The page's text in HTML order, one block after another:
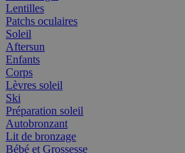
Lentilles
Patchs oculaires
Soleil
Aftersun
Enfants
Corps
Lèvres soleil
Ski
Préparation soleil
Autobronzant
Lit de bronzage
Bébé et Grossesse